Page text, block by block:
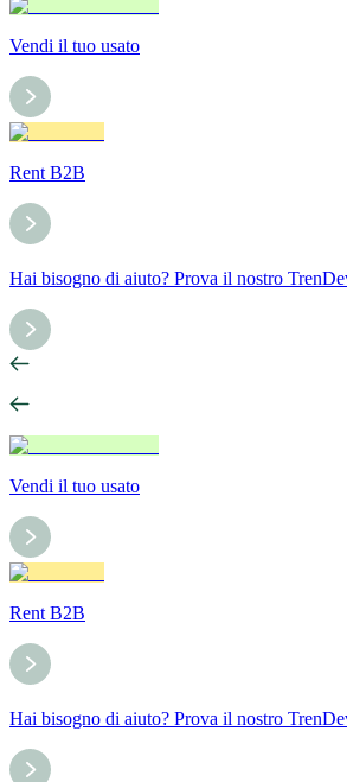
Vendi il tuo usato
Rent B2B
Hai bisogno di aiuto? Prova il nostro
Vendi il tuo usato
Rent B2B
Hai bisogno di aiuto? Prova il nostro